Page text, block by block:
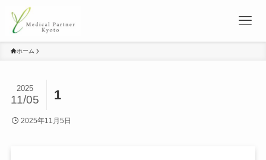
ホーム
1
2025
11/05
2025年11月5日